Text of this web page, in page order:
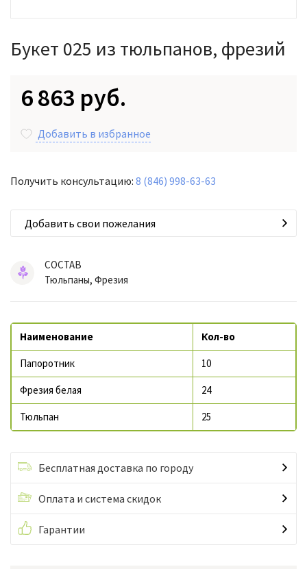
Букет 025 из тюльпанов, фрезий
6 863 руб.
Добавить в избранное
Получить консультацию: 8 (846) 998-63-63
Добавить свои пожелания
СОСТАВ
Тюльпаны, Фрезия
Наименование Кол-во
Папоротник 10
Фрезия белая 24
Тюльпан 25
Бесплатная доставка по городу
Оплата и система скидок
Гарантии